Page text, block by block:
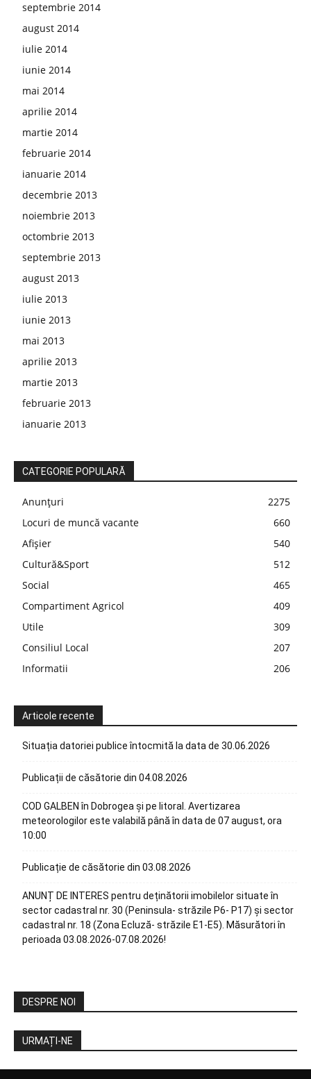
septembrie 2014
august 2014
iulie 2014
iunie 2014
mai 2014
aprilie 2014
martie 2014
februarie 2014
ianuarie 2014
decembrie 2013
noiembrie 2013
octombrie 2013
septembrie 2013
august 2013
iulie 2013
iunie 2013
mai 2013
aprilie 2013
martie 2013
februarie 2013
ianuarie 2013
CATEGORIE POPULARĂ
Anunțuri
2275
Locuri de muncă vacante
660
Afișier
540
Cultură&Sport
512
Social
465
Compartiment Agricol
409
Utile
309
Consiliul Local
207
Informatii
206
Articole recente
Situația datoriei publice întocmită la data de 30.06.2026
Publicații de căsătorie din 04.08.2026
COD GALBEN în Dobrogea și pe litoral. Avertizarea
meteorologilor este valabilă până în data de 07 august, ora
10:00
Publicație de căsătorie din 03.08.2026
ANUNȚ DE INTERES pentru deținătorii imobilelor situate în
sector cadastral nr. 30 (Peninsula- străzile P6- P17) și sector
cadastral nr. 18 (Zona Ecluză- străzile E1-E5). Măsurători în
perioada 03.08.2026-07.08.2026!
DESPRE NOI
URMAȚI-NE